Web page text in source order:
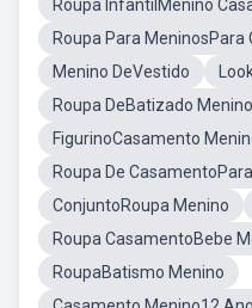
Roupa InfantilMenino
Roupa Para MeninosPara
Menino DeVestido
Roupa DeBatizado Menino
FigurinoCasamento
Roupa De
ConjuntoRoupa Menino
Roupa CasamentoBebe
RoupaBatismo Menino